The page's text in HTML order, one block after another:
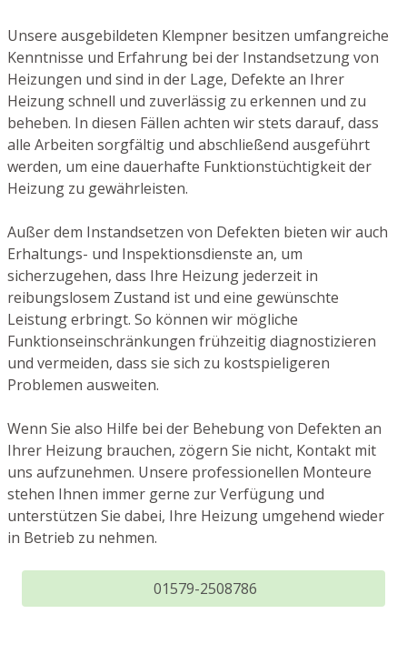
Unsere ausgebildeten Klempner besitzen umfangreiche
Kenntnisse und Erfahrung bei der Instandsetzung von
Heizungen und sind in der Lage, Defekte an Ihrer
Heizung schnell und zuverlässig zu erkennen und zu
beheben. In diesen Fällen achten wir stets darauf, dass
alle Arbeiten sorgfältig und abschließend ausgeführt
werden, um eine dauerhafte Funktionstüchtigkeit der
Heizung zu gewährleisten.
Außer dem Instandsetzen von Defekten bieten wir auch
Erhaltungs- und Inspektionsdienste an, um
sicherzugehen, dass Ihre Heizung jederzeit in
reibungslosem Zustand ist und eine gewünschte
Leistung erbringt. So können wir mögliche
Funktionseinschränkungen frühzeitig diagnostizieren
und vermeiden, dass sie sich zu kostspieligeren
Problemen ausweiten.
Wenn Sie also Hilfe bei der Behebung von Defekten an
Ihrer Heizung brauchen, zögern Sie nicht, Kontakt mit
uns aufzunehmen. Unsere professionellen Monteure
stehen Ihnen immer gerne zur Verfügung und
unterstützen Sie dabei, Ihre Heizung umgehend wieder
in Betrieb zu nehmen.
01579-2508786